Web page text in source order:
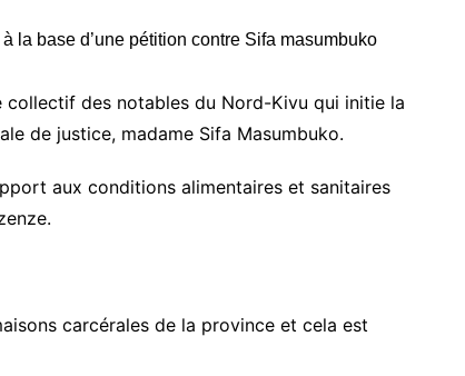
collectif des notables du Nord-Kivu qui initie la
de justice, madame Sifa Masumbuko.
aux conditions alimentaires et sanitaires
carcérales de la province et cela est